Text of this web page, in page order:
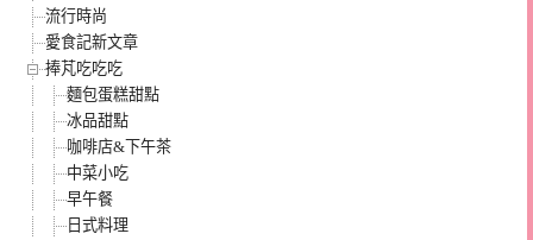
流行時尚
愛食記新文章
捧芃吃吃吃
麵包蛋糕甜點
冰品甜點
咖啡店&下午茶
中菜小吃
早午餐
日式料理